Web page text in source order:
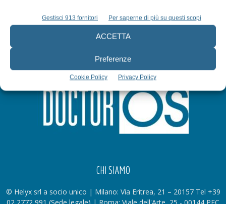
Gestisci 913 fornitori Per saperne di più su questi scopi
ACCETTA
Preferenze
Cookie Policy Privacy Policy
CHI SIAMO
© Helyx srl a socio unico | Milano: Via Eritrea, 21 – 20157 Tel +39